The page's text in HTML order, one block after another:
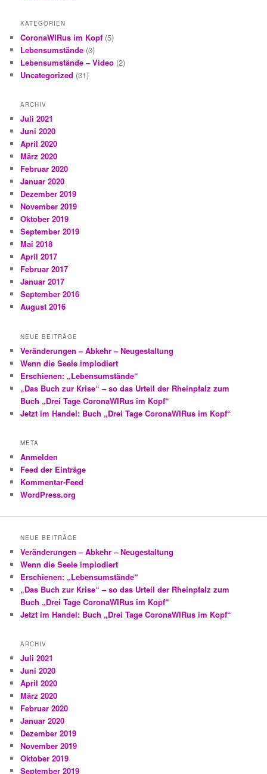
KATEGORIEN
CoronaWIRus im Kopf (5)
Lebensumstände (3)
Lebensumstände – Video (2)
Uncategorized (31)
ARCHIV
Juli 2021
Juni 2020
April 2020
März 2020
Februar 2020
Januar 2020
Dezember 2019
November 2019
Oktober 2019
September 2019
Mai 2018
April 2017
Februar 2017
Januar 2017
September 2016
August 2016
NEUE BEITRÄGE
Veränderungen – Abkehr – Neugestaltung
Wenn die Seele implodiert
Erschienen: „Lebensumstände“
„Das Buch zur Krise“ – so das Urteil der Rheinpfalz zum
Buch „Drei Tage CoronaWIRus im Kopf“
Jetzt im Handel: Buch „Drei Tage CoronaWIRus im Kopf“
META
Anmelden
Feed der Einträge
Kommentar-Feed
WordPress.org
NEUE BEITRÄGE
Veränderungen – Abkehr – Neugestaltung
Wenn die Seele implodiert
Erschienen: „Lebensumstände“
„Das Buch zur Krise“ – so das Urteil der Rheinpfalz zum
Buch „Drei Tage CoronaWIRus im Kopf“
Jetzt im Handel: Buch „Drei Tage CoronaWIRus im Kopf“
ARCHIV
Juli 2021
Juni 2020
April 2020
März 2020
Februar 2020
Januar 2020
Dezember 2019
November 2019
Oktober 2019
September 2019